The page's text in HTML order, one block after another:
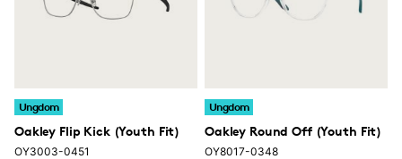
Ungdom
Oakley Flip Kick (Youth Fit)
OY3003-0451
Ungdom
Oakley Round Off (Youth Fit)
OY8017-0348